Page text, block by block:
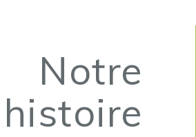
Notre
histoire